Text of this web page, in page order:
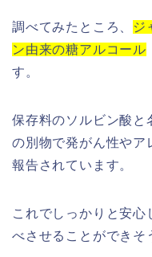
調べてみたところ、
ジ
ン由来の糖アルコール
す。
保存料のソルビン酸と
の別物で発がん性やア
報告されています。
これでしっかりと安心
べさせることができそ